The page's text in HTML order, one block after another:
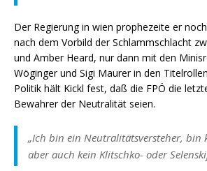
Der Regierung in wien prophezeite er
nach dem Vorbild der Schlammschlacht
und Amber Heard, nur dann mit den
Wöginger und Sigi Maurer in den
Politik hält Kickl fest, daß die FPÖ die
Bewahrer der Neutralität seien.
„Ich bin ein Neutralitätsversteher, bin
aber auch kein Klitschko- oder